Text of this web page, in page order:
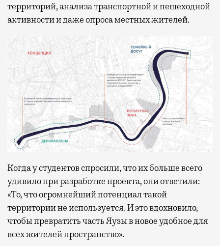
территорий, анализа транспортной и пешеходной
активности и даже опроса местных жителей.
Когда у студентов спросили, что их больше всего
удивило при разработке проекта, они ответили:
«То, что огромнейший потенциал такой
территории не используется. И это вдохновило,
чтобы превратить часть Яузы в новое удобное для
всех жителей пространство».